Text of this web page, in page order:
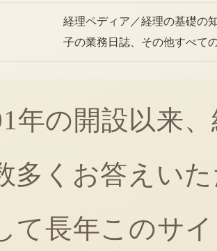
経理ペディア／経理の基礎の
子の業務日誌、その他すべて
年の開設以来
多くお答えい
て長年このサ